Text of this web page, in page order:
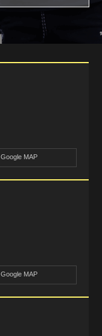
Google MAP
Google MAP